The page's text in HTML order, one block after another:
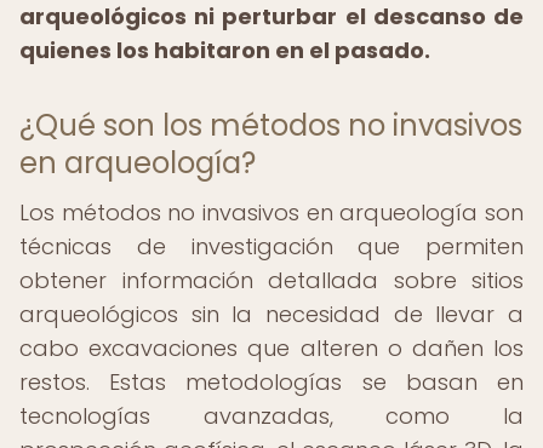
arqueológicos ni perturbar el descanso de
quienes los habitaron en el pasado.
¿Qué son los métodos no invasivos
en arqueología?
Los métodos no invasivos en arqueología son
técnicas de investigación que permiten
obtener información detallada sobre sitios
arqueológicos sin la necesidad de llevar a
cabo excavaciones que alteren o dañen los
restos. Estas metodologías se basan en
tecnologías avanzadas, como la